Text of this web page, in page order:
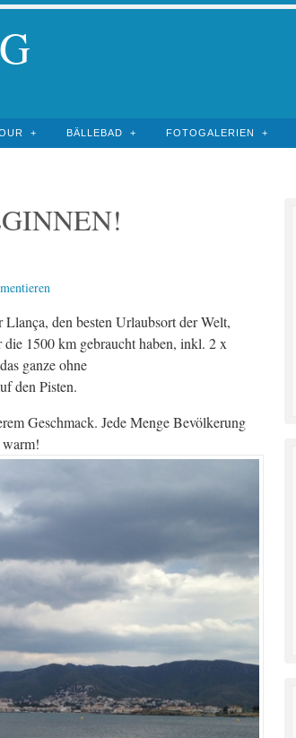
BÄLLEBAD FOTOGALERIEN
den besten Urlaubsort der Welt,
1500 km gebraucht haben, inkl. 2 x
ganze ohne
den Pisten.
Geschmack. Jede Menge Bevölkerung